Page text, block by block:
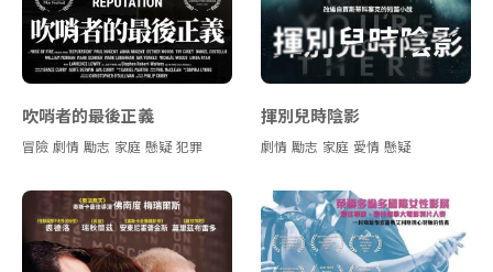
吹哨者的最後正義
冒險 劇情 勵志 家庭 懸疑 犯罪
揮別兒時陰影
劇情 勵志 家庭 愛情 懸疑